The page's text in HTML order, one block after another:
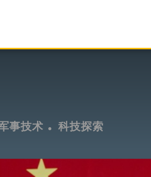
事技术 科技探索